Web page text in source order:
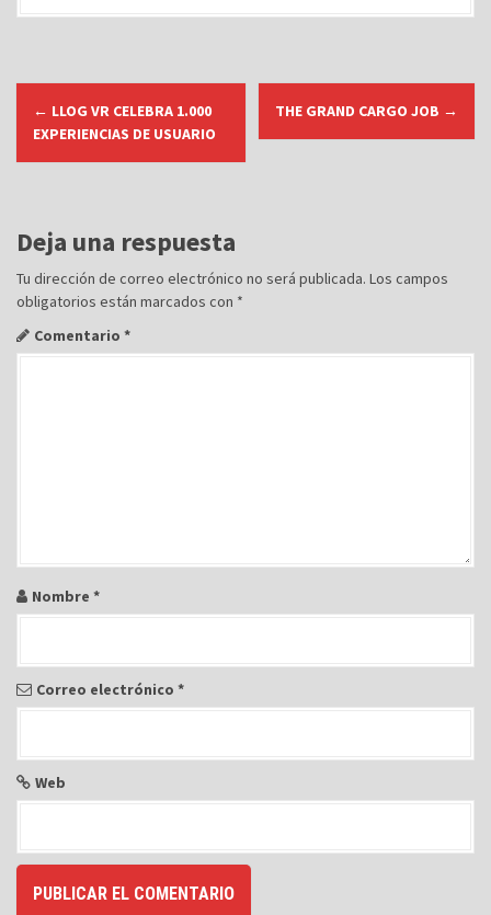
v
a
c
i
ó
a
d
s
← LLOG VR CELEBRA 1.000
EXPERIENCIAS DE USUARIO
THE GRAND CARGO JOB →
Deja una respuesta
Tu dirección de correo electrónico no será publicada. Los campos
obligatorios están marcados con *
Comentario *
Nombre *
Correo electrónico *
Web